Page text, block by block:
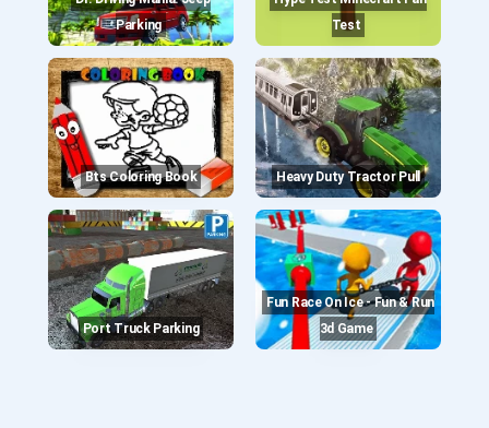
Parking
Test
Bts Coloring Book Heavy Duty Tractor Pull
Port Truck Parking
Fun Race On Ice - Fun & Run
3d Game